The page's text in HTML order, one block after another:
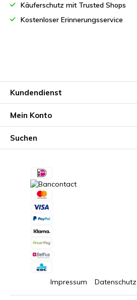
Käuferschutz mit Trusted Shops
Kostenloser Erinnerungsservice
Kundendienst
Mein Konto
Suchen
Impressum Datenschutz